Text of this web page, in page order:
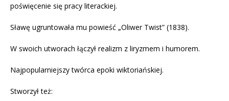
poświęcenie się pracy literackiej.
Sławę ugruntowała mu powieść „Oliwer Twist” (1838).
W swoich utworach łączył realizm z liryzmem i humorem.
Najpopularniejszy twórca epoki wiktoriańskiej.
Stworzył też: